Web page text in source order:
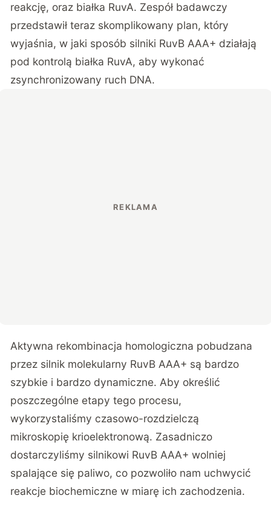
reakcję, oraz białka RuvA. Zespół badawczy
przedstawił teraz skomplikowany plan, który
wyjaśnia, w jaki sposób silniki RuvB AAA+ działają
pod kontrolą białka RuvA, aby wykonać
zsynchronizowany ruch DNA.
Aktywna rekombinacja homologiczna pobudzana
przez silnik molekularny RuvB AAA+ są bardzo
szybkie i bardzo dynamiczne. Aby określić
poszczególne etapy tego procesu,
wykorzystaliśmy czasowo-rozdzielczą
mikroskopię krioelektronową. Zasadniczo
dostarczyliśmy silnikowi RuvB AAA+ wolniej
spalające się paliwo, co pozwoliło nam uchwycić
reakcje biochemiczne w miarę ich zachodzenia.